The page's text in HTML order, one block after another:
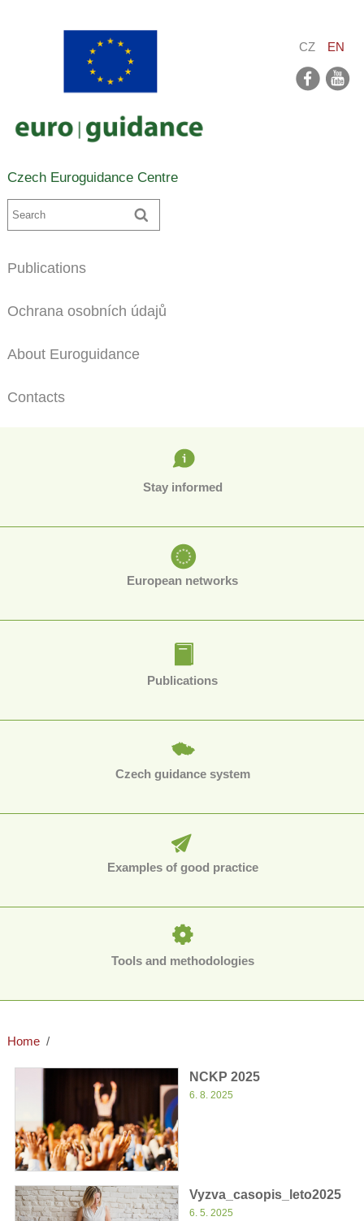
Czech Euroguidance Centre
CZ EN
Publications
Ochrana osobních údajů
About Euroguidance
Contacts
Stay informed
European networks
Publications
Czech guidance system
Examples of good practice
Tools and methodologies
Home
NCKP 2025
6. 8. 2025
Vyzva_casopis_leto2025
6. 5. 2025